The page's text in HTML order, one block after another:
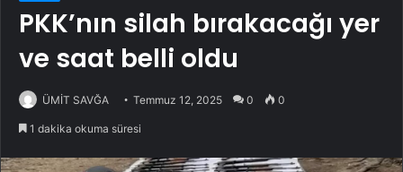
PKK’nın silah bırakacağı yer
ve saat belli oldu
ÜMİT SAVĞA Temmuz 12, 2025 0 0
1 dakika okuma süresi